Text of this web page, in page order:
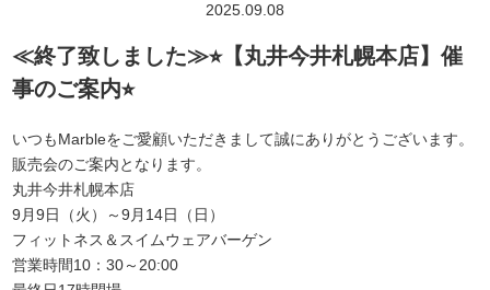
2025.09.08
≪終了致しました≫⭐︎【丸井今井札幌本店】催
事のご案内⭐︎
いつもMarbleをご愛顧いただきまして誠にありがとうございます。
販売会のご案内となります。
丸井今井札幌本店
9月9日（火）～9月14日（日）
フィットネス＆スイムウェアバーゲン
営業時間10：30～20:00